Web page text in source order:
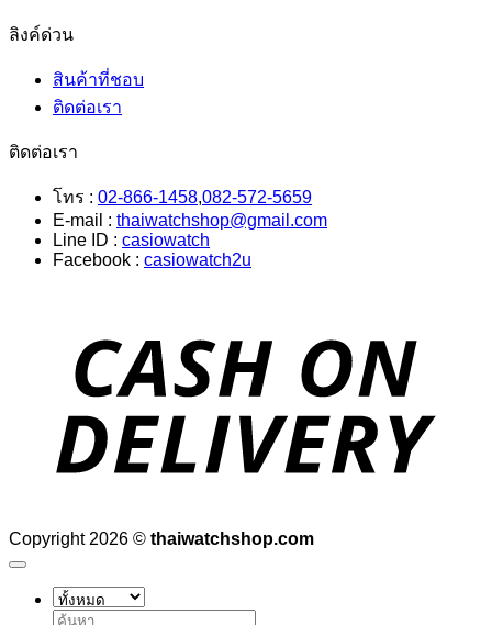
ลิงค์ด่วน
สินค้าที่ชอบ
ติดต่อเรา
ติดต่อเรา
โทร : 02-866-1458,082-572-5659
E-mail : thaiwatchshop@gmail.com
Line ID : casiowatch
Facebook : casiowatch2u
Copyright 2026 © thaiwatchshop.com